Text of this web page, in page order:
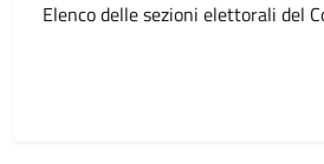
Elenco delle sezioni elettorali del